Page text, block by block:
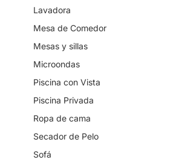
Lavadora
Mesa de Comedor
Mesas y sillas
Microondas
Piscina con Vista
Piscina Privada
Ropa de cama
Secador de Pelo
Sofá